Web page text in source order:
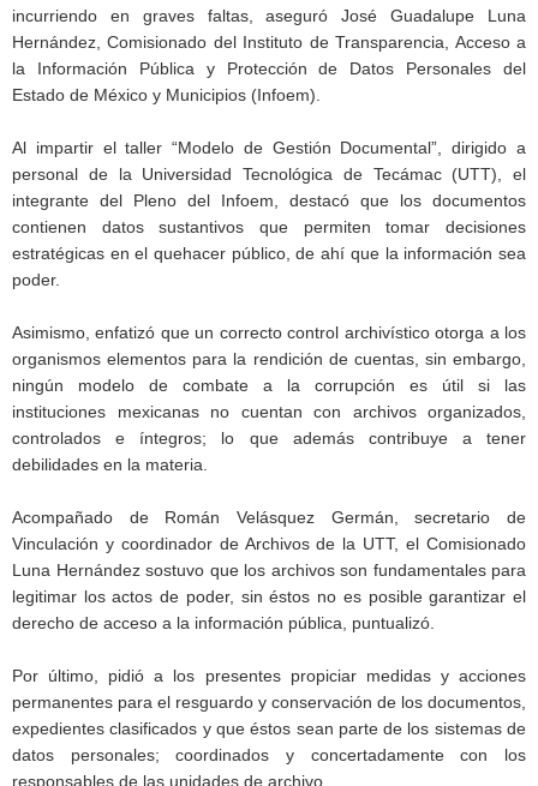
incurriendo en graves faltas, aseguró José Guadalupe Luna
Hernández, Comisionado del Instituto de Transparencia, Acceso a
la Información Pública y Protección de Datos Personales del
Estado de México y Municipios (Infoem).
Al impartir el taller “Modelo de Gestión Documental”, dirigido a
personal de la Universidad Tecnológica de Tecámac (UTT), el
integrante del Pleno del Infoem, destacó que los documentos
contienen datos sustantivos que permiten tomar decisiones
estratégicas en el quehacer público, de ahí que la información sea
poder.
Asimismo, enfatizó que un correcto control archivístico otorga a los
organismos elementos para la rendición de cuentas, sin embargo,
ningún modelo de combate a la corrupción es útil si las
instituciones mexicanas no cuentan con archivos organizados,
controlados e íntegros; lo que además contribuye a tener
debilidades en la materia.
Acompañado de Román Velásquez Germán, secretario de
Vinculación y coordinador de Archivos de la UTT, el Comisionado
Luna Hernández sostuvo que los archivos son fundamentales para
legitimar los actos de poder, sin éstos no es posible garantizar el
derecho de acceso a la información pública, puntualizó.
Por último, pidió a los presentes propiciar medidas y acciones
permanentes para el resguardo y conservación de los documentos,
expedientes clasificados y que éstos sean parte de los sistemas de
datos personales; coordinados y concertadamente con los
responsables de las unidades de archivo.